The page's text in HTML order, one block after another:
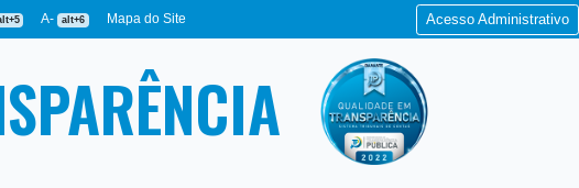
A- alt+6 Mapa do Site Acesso Administrativo